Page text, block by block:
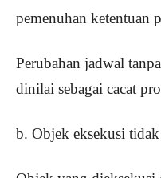
pemenuhan ketentuan
Perubahan jadwal
dinilai sebagai cacat
b. Objek eksekusi